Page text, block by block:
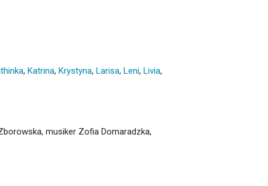
, Katrina, Krystyna, Larisa, Leni, Livia,
musiker Zofia Domaradzka,